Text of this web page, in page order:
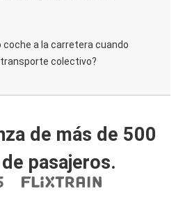
coche a la carretera cuando
colectivo?
de más de 500
pasajeros.